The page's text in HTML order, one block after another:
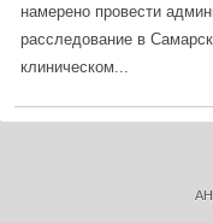
намерено провести
расследование в
клиническом...